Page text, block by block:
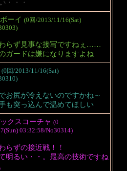
・・・
ーイ (0回/2013/11/16(Sat)
らず見事な接写ですねぇ……
ガードは嫌になりますよね
(0回/2013/11/16(Sat)
お尻が冷えないのですかね～
も突っ込んで温めてほしい
クスコーチャ (0
03:32:58/No30314)
らずの接近戦！！
明るい・・。最高の技術ですね